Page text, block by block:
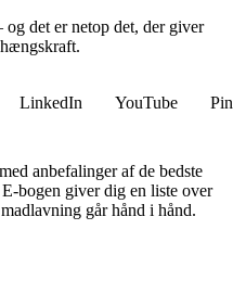
det er netop det, der giver
LinkedIn YouTube
anbefalinger af de bedste
bogen giver dig en liste over
går hånd i hånd.